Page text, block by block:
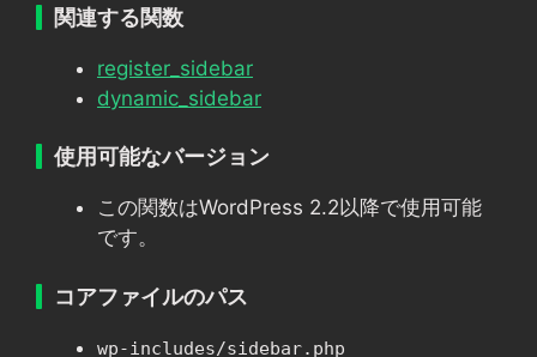
関連する関数
register_sidebar
dynamic_sidebar
使用可能なバージョン
この関数はWordPress 2.2以降で使用可能
です。
コアファイルのパス
wp-includes/sidebar.php